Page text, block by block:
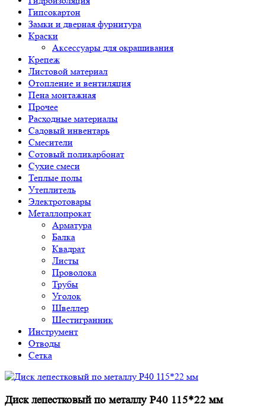
Гипсокартон
Замки и дверная фурнитура
Краски
Аксессуары для окрашивания
Крепеж
Листовой материал
Отопление и вентиляция
Пена монтажная
Прочее
Расходные материалы
Садовый инвентарь
Смесители
Сотовый поликарбонат
Сухие смеси
Теплые полы
Утеплитель
Электротовары
Металлопрокат
Арматура
Балка
Квадрат
Листы
Проволока
Трубы
Уголок
Швеллер
Шестигранник
Инструмент
Отводы
Сетка
Диск лепестковый по металлу Р40 115*22 мм